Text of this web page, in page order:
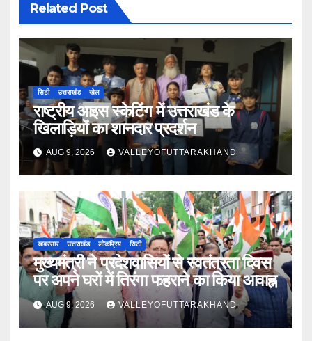
Related Post
सिटी उत्तराखंड खेल
राष्ट्रीय आइस स्केटिंग में उत्तराखंड के
खिलाड़ियों का शानदार प्रदर्शन
AUG 9, 2026 VALLEYOFUTTARAKHAND
खबरसार उत्तराखंड लोकप्रिय सिटी
मुख्यमंत्री ने प्रदेशवासियों से स्वतंत्रता दिवस
पर अपने घरों में तिरंगा फहराने का किया आवाह्न
AUG 9, 2026 VALLEYOFUTTARAKHAND